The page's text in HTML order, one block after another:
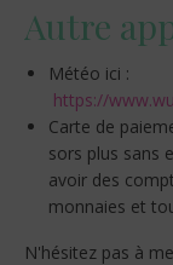
Autre
Météo ici :
https://
Carte de
sors plus sans
avoir des
monnaies et
N'hésitez pas à